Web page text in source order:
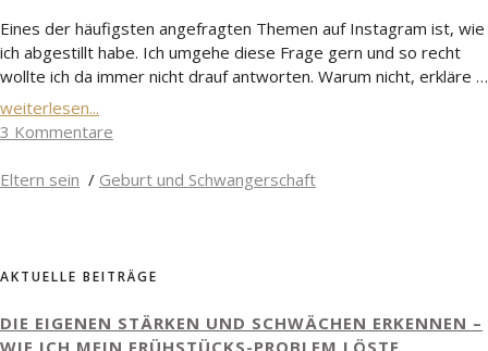
Eines der häufigsten angefragten Themen auf Instagram ist, wie
ich abgestillt habe. Ich umgehe diese Frage gern und so recht
wollte ich da immer nicht drauf antworten. Warum nicht, erkläre …
weiterlesen...
3 Kommentare
Eltern sein / Geburt und Schwangerschaft
AKTUELLE BEITRÄGE
DIE EIGENEN STÄRKEN UND SCHWÄCHEN ERKENNEN –
WIE ICH MEIN FRÜHSTÜCKS-PROBLEM LÖSTE